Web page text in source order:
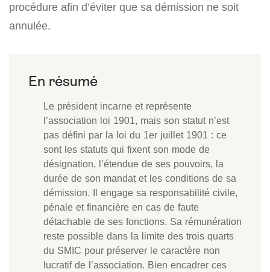
procédure afin d’éviter que sa démission ne soit
annulée.
Le président incarne et représente
l’association loi 1901, mais son statut n’est
pas défini par la loi du 1er juillet 1901 : ce
sont les statuts qui fixent son mode de
désignation, l’étendue de ses pouvoirs, la
durée de son mandat et les conditions de sa
démission. Il engage sa responsabilité civile,
pénale et financière en cas de faute
détachable de ses fonctions. Sa rémunération
reste possible dans la limite des trois quarts
du SMIC pour préserver le caractère non
lucratif de l’association. Bien encadrer ces